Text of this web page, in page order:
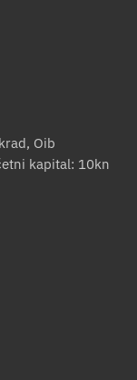
Oib
kapital: 10kn